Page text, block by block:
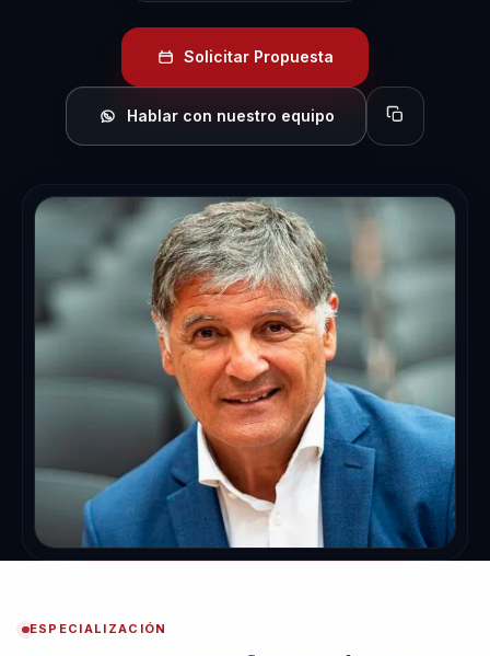
Solicitar Propuesta
Hablar con nuestro equipo Copiar perfil
ESPECIALIZACIÓN